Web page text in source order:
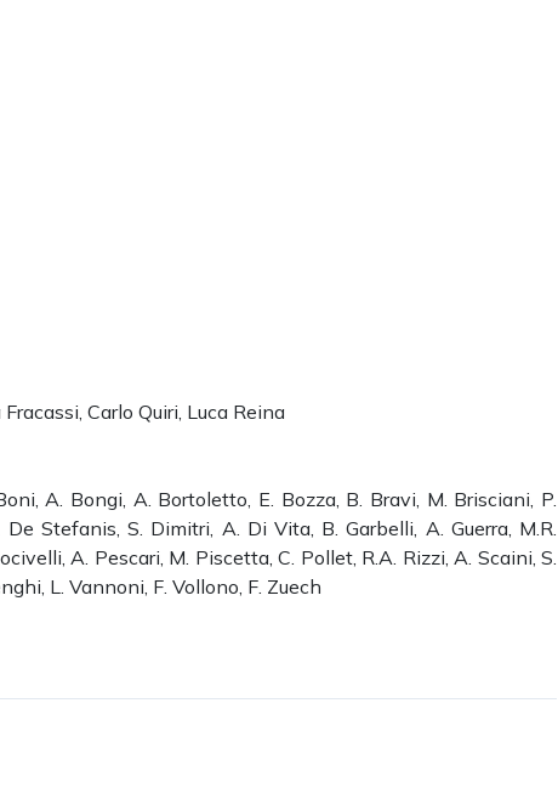
Carlo Quiri, Luca Reina
A. Bongi, A. Bortoletto, E. Bozza, B. Bravi, M. Brisciani, P.
De Stefanis, S. Dimitri, A. Di Vita, B. Garbelli, A. Guerra, M.R.
A. Pescari, M. Piscetta, C. Pollet, R.A. Rizzi, A. Scaini, S.
L. Vannoni, F. Vollono, F. Zuech